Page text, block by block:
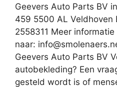
Geevers Auto Parts BV
459 5500 AL Veldhoven
2558311 Meer
naar:
Geevers Auto Parts BV
autobekleding? Een
gesteld wordt is of